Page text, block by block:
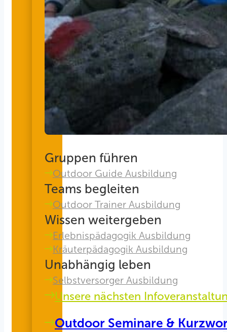
Gruppen führen
Outdoor Guide Ausbildung
Teams begleiten
Outdoor Trainer Ausbildung
Wissen weitergeben
Erlebnispädagogik Ausbildung
Kräuterpädagogik Ausbildung
Unabhängig leben
Selbstversorger Ausbildung
Unsere nächsten
Outdoor Seminare &